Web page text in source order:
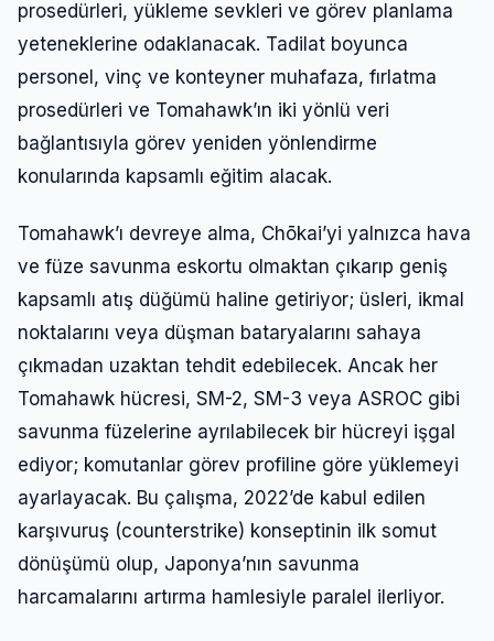
prosedürleri, yükleme sevkleri ve görev planlama
yeteneklerine odaklanacak. Tadilat boyunca
personel, vinç ve konteyner muhafaza, fırlatma
prosedürleri ve Tomahawk’ın iki yönlü veri
bağlantısıyla görev yeniden yönlendirme
konularında kapsamlı eğitim alacak.
Tomahawk’ı devreye alma, Chōkai’yi yalnızca hava
ve füze savunma eskortu olmaktan çıkarıp geniş
kapsamlı atış düğümü haline getiriyor; üsleri, ikmal
noktalarını veya düşman bataryalarını sahaya
çıkmadan uzaktan tehdit edebilecek. Ancak her
Tomahawk hücresi, SM-2, SM-3 veya ASROC gibi
savunma füzelerine ayrılabilecek bir hücreyi işgal
ediyor; komutanlar görev profiline göre yüklemeyi
ayarlayacak. Bu çalışma, 2022’de kabul edilen
karşıvuruş (counterstrike) konseptinin ilk somut
dönüşümü olup, Japonya’nın savunma
harcamalarını artırma hamlesiyle paralel ilerliyor.